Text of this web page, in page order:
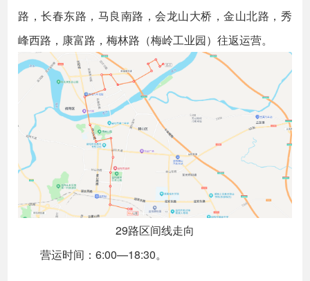
路，长春东路，马良南路，会龙山大桥，金山北路，秀
峰西路，康富路，梅林路（梅岭工业园）往返运营。
29路区间线走向
营运时间：6:00—18:30。